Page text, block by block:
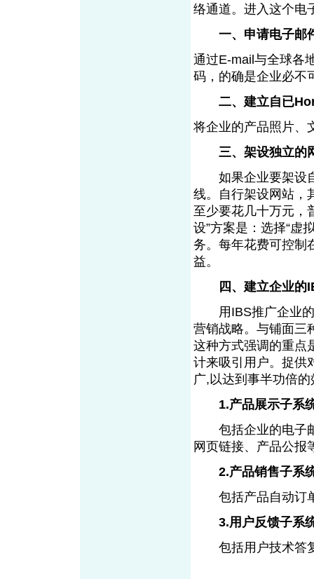
络通道。进入这个电
一、申请电子邮
通过E-mail与全球各
码，的确是企业必不
二、建立自已
将企业的产品照片、
三、架设独立的
如果企业要架设自
线。自行架设网站，
至少要花几十万元，
设”方案是：选择“虚
务。每年花费可控制
益。
四、建立企业
用IBS推广企业的
营销战略。与铺面三
这种方式强调的重点
计来吸引用户。捉供
广,以达到事半功倍
1.产品展示子系
包括企业的电子邮
网页链接、产品公报
2.产品销售子系
包括产品自动订单
3.用户反馈子系
包括用户技术答复